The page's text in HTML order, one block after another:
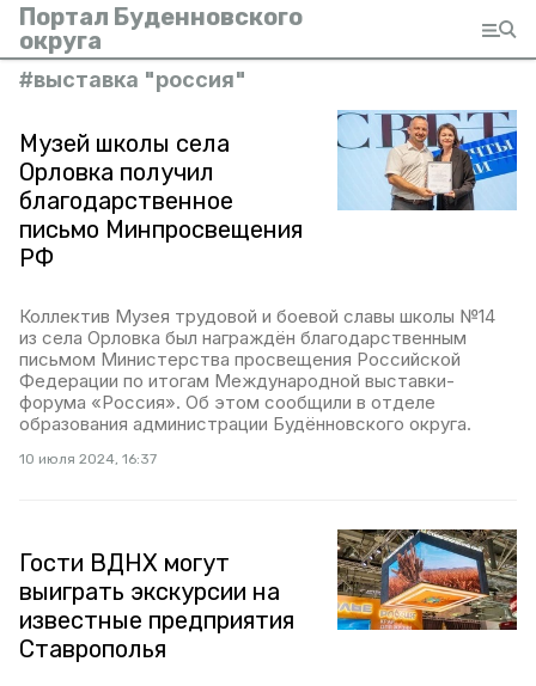
Портал Буденновского
округа
#выставка "россия"
Музей школы села
Орловка получил
благодарственное
письмо Минпросвещения
РФ
Коллектив Музея трудовой и боевой славы школы №14
из села Орловка был награждён благодарственным
письмом Министерства просвещения Российской
Федерации по итогам Международной выставки-
форума «Россия». Об этом сообщили в отделе
образования администрации Будённовского округа.
10 июля 2024, 16:37
Гости ВДНХ могут
выиграть экскурсии на
известные предприятия
Ставрополья